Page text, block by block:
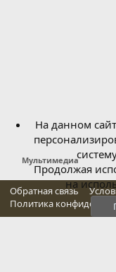
Мультимедиа
Обратная связь
Политика
На данном
Продолжая
на